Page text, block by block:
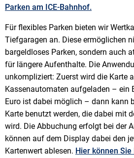
Parken am ICE-Bahnhof.
Für flexibles Parken bieten wir
Tiefgaragen an. Diese ermöglichen
bargeldloses Parken, sondern auch
für längere Aufenthalte. Die
unkompliziert: Zuerst wird die Karte
Kassenautomaten aufgeladen – ein
Euro ist dabei möglich – dann kann
Karte benutzt werden, die dabei mit
wird. Die Abbuchung erfolgt bei der
können auf dem Display dabei den
Kartenwert ablesen. Hier können